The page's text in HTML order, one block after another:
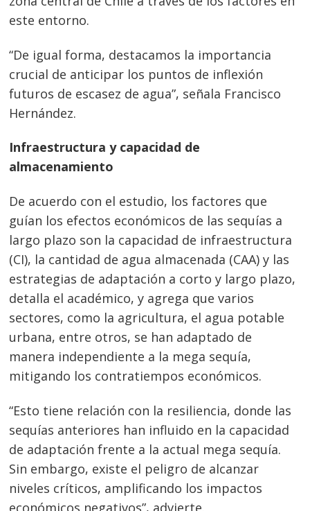
este entorno.
“De igual forma, destacamos la importancia
crucial de anticipar los puntos de inflexión
futuros de escasez de agua”, señala Francisco
Hernández.
Infraestructura y capacidad de
almacenamiento
De acuerdo con el estudio, los factores que
guían los efectos económicos de las sequías a
largo plazo son la capacidad de infraestructura
(CI), la cantidad de agua almacenada (CAA) y las
estrategias de adaptación a corto y largo plazo,
detalla el académico, y agrega que varios
sectores, como la agricultura, el agua potable
urbana, entre otros, se han adaptado de
manera independiente a la mega sequía,
mitigando los contratiempos económicos.
“Esto tiene relación con la resiliencia, donde las
sequías anteriores han influido en la capacidad
de adaptación frente a la actual mega sequía.
Sin embargo, existe el peligro de alcanzar
niveles críticos, amplificando los impactos
económicos negativos”, advierte.
Navegación